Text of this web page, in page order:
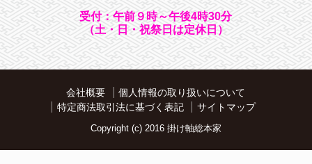
受付：午前９時～午後4時30分
（土・日・祝祭日は定休日）
会社概要
個人情報の取り扱いについて
特定商法取引法に基づく表記
サイトマップ
Copyright (c) 2016 掛け軸総本家